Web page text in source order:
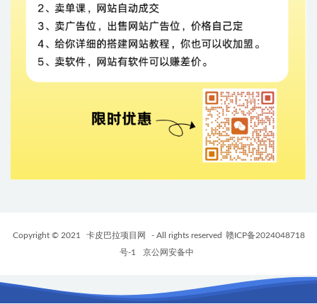
Copyright © 2021 卡皮巴拉项目网 - All rights reserved
赣ICP备2024048718
号-1
京公网安备中